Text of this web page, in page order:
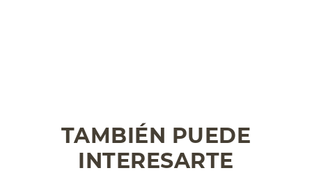
TAMBIÉN PUEDE
INTERESARTE